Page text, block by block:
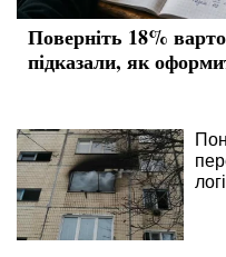
Поверніть 18%
підказали, як